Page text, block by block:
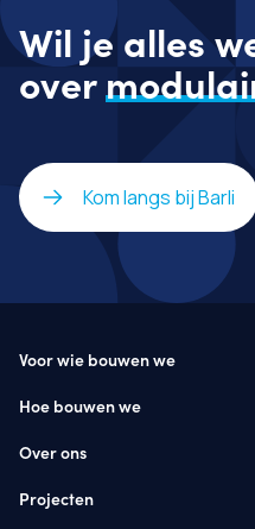
Wil je alles
over
Kom langs bij Barli
Voor wie bouwen we
Hoe bouwen we
Over ons
Projecten